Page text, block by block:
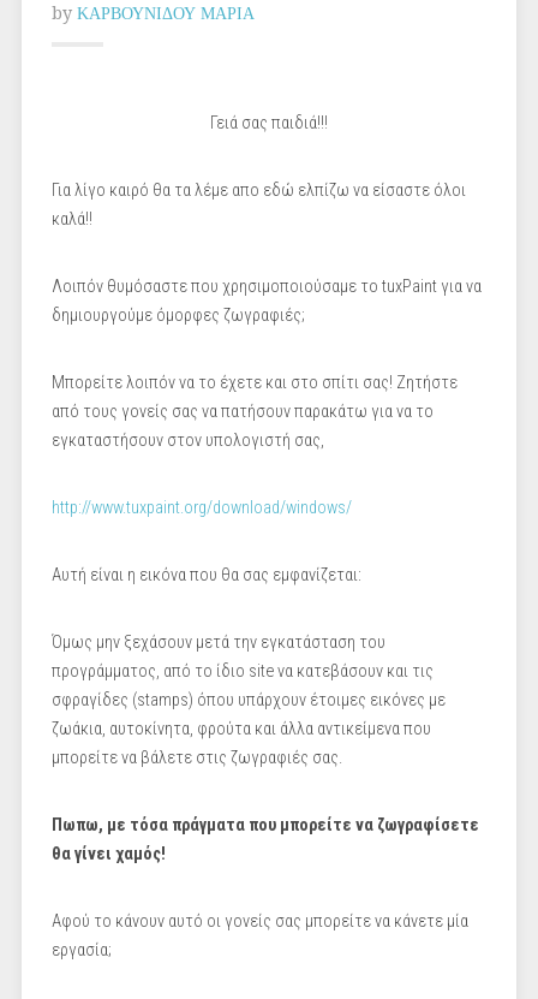
by ΚΑΡΒΟΥΝΙΔΟΥ ΜΑΡΙΑ
Γειά σας παιδιά!!!
Για λίγο καιρό θα τα λέμε απο εδώ ελπίζω να είσαστε όλοι
καλά!!
Λοιπόν θυμόσαστε που χρησιμοποιούσαμε το tuxPaint για να
δημιουργούμε όμορφες ζωγραφιές;
Μπορείτε λοιπόν να το έχετε και στο σπίτι σας! Ζητήστε
από τους γονείς σας να πατήσουν παρακάτω για να το
εγκαταστήσουν στον υπολογιστή σας,
http://www.tuxpaint.org/download/windows/
Αυτή είναι η εικόνα που θα σας εμφανίζεται:
Όμως μην ξεχάσουν μετά την εγκατάσταση του
προγράμματος, από το ίδιο site να κατεβάσουν και τις
σφραγίδες (stamps) όπου υπάρχουν έτοιμες εικόνες με
ζωάκια, αυτοκίνητα, φρούτα και άλλα αντικείμενα που
μπορείτε να βάλετε στις ζωγραφιές σας.
Πωπω, με τόσα πράγματα που μπορείτε να ζωγραφίσετε
θαγίνει χαμός!
Αφού το κάνουν αυτό οι γονείς σας μπορείτε να κάνετε μία
εργασία;